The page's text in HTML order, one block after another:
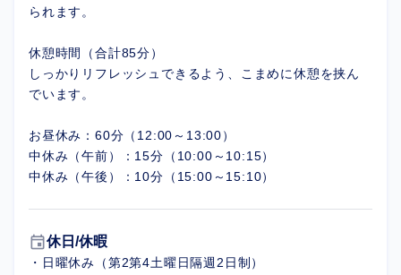
られます。
休憩時間（合計85分）
しっかりリフレッシュできるよう、こまめに休憩を挟ん
でいます。
お昼休み：60分（12:00～13:00）
中休み（午前）：15分（10:00～10:15）
中休み（午後）：10分（15:00～15:10）
event休日/休暇
・日曜休み（第2第4土曜日隔週2日制）